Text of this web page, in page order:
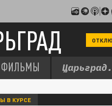
ФИЛЬМЫ
В КУРСЕ